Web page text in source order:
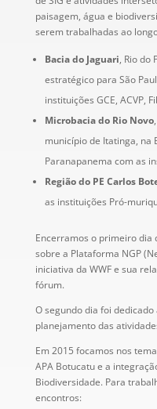
paisagem, água e
serem trabalhadas ao
Bacia do Jaguari, Rio do
estratégico para São
instituições GCE, ACVP,
Microbacia do Rio Novo
município de Itatinga, na
Paranapanema com as
Região do PE Carlos
as instituições Pró-
Encerramos o primeiro dia
sobre a Plataforma NGP
iniciativa da WWF e sua
fórum.
O segundo dia foi
planejamento das
Em 2015 focamos nos
APA Botucatu e a
Biodiversidade. Para
encontros: